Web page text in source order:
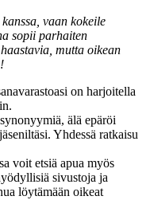
vaan kokeile
sopii parhaiten
mutta oikean
on harjoitella
älä epäröi
Yhdessä ratkaisu
voit etsiä apua myös
sivustoja ja
löytämään oikeat